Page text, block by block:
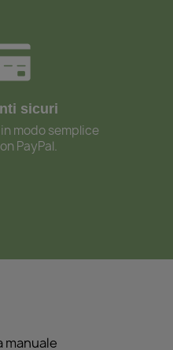
sicuri
modo semplice
PayPal.
manuale